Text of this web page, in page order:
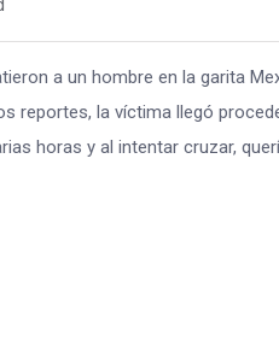
a un hombre en la garita
reportes, la víctima llegó
horas y al intentar cruzar,